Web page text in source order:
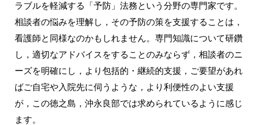
ラブルを軽減する「予防」法務という分野の専門家です。
相談者の悩みを理解し，その予防の策を支援することは，
看護師と同様なのかもしれません。専門知識について研鑽
し，適切なアドバイスをすることのみならず，相談者のニ
ーズを明確にし，より包括的・継続的支援，ご要望があれ
ばご自宅や入院先に伺うような，より利便性のよい支援
が，この徳之島，沖永良部では求められているように感じ
ます。